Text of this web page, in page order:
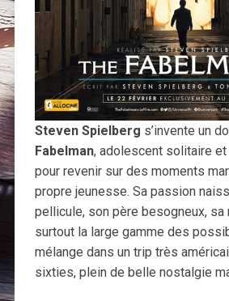
Steven Spielberg s’invente un
Fabelman, adolescent solitaire et
pour revenir sur des moments
propre jeunesse. Sa passion
pellicule, son père besogneux,
surtout la large gamme des
mélange dans un trip très
sixties, plein de belle nostalgie